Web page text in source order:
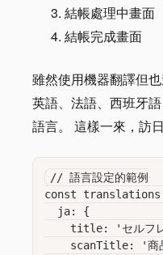
結帳處理中畫面
結帳完成畫面
雖然使用機器翻譯但
英語、法語、西班牙
語言。 這樣一來，訪
// 語言設定的範例
const
  ja: {
title: 'セルフ
scanTitle: '商